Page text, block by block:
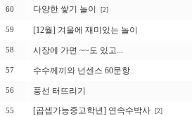
60 다양한 쌓기 놀이 [2]
59 [12월] 겨울에 재미있는 놀이
58 시장에 가면 ~~도 있고...
57 수수께끼와 넌센스 60문항
56 풍선 터뜨리기
55 [곱셉가능중고학년] 연속수박사 [2]